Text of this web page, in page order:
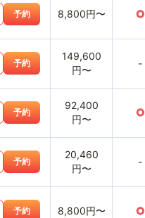
予約 8,800円〜 ○
予約
149,600
円〜
-
予約
92,400
円〜
○
予約
20,460
円〜
-
予約 8,800円〜 ○